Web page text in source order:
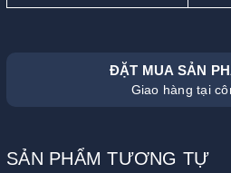
ĐẶT MUA SẢN
Giao hàng tại
SẢN PHẨM TƯƠNG TỰ